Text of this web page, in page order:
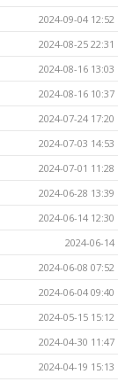
2024-09-04 12:52
2024-08-25 22:31
2024-08-16 13:03
2024-08-16 10:37
2024-07-24 17:20
2024-07-03 14:53
2024-07-01 11:28
2024-06-28 13:39
2024-06-14 12:30
2024-06-14
2024-06-08 07:52
2024-06-04 09:40
2024-05-15 15:12
2024-04-30 11:47
2024-04-19 15:13